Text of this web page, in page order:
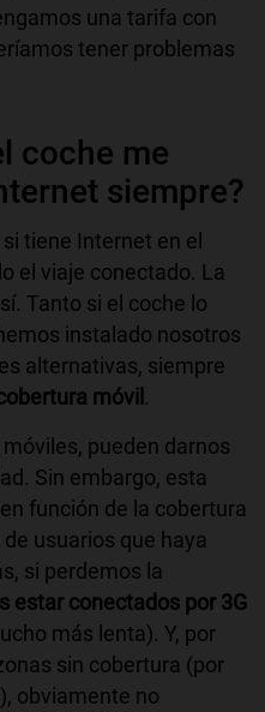
una tarifa con
tener problemas
coche me
siempre?
tiene Internet en el
el viaje conectado. La
Tanto si el coche lo
instalado nosotros
alternativas, siempre
móvil .
pueden darnos
Sin embargo, esta
función de la cobertura
usuarios que haya
si perdemos la
estar conectados por 3G
más lenta). Y, por
sin cobertura (por
obviamente no